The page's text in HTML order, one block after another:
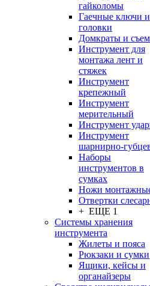
гайколомы
Гаечные ключи и
головки
Домкраты и
Инструмент для
монтажа лент и
стяжек
Инструмент
крепежный
Инструмент
мерительный
Инструмент
Инструмент
шарнирно-
Наборы
инструментов в
сумках
Ножи
Отвертки
+ ЕЩЕ 1
Системы хранения
инструмента
Жилеты и пояса
Рюкзаки и сумки
Ящики, кейсы и
органайзеры